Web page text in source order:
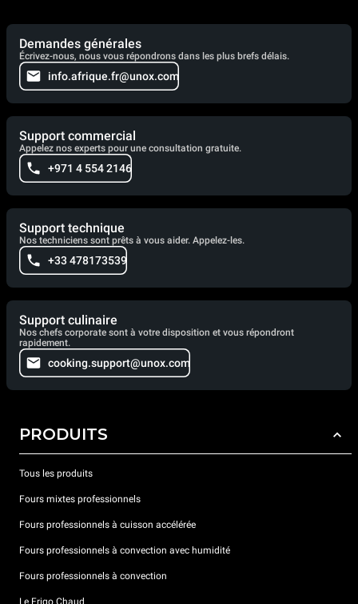
Demandes générales
Écrivez-nous, nous vous répondrons dans les plus brefs délais.
info.afrique.fr@unox.com
Support commercial
Appelez nos experts pour une consultation gratuite.
+971 4 554 2146
Support technique
Nos techniciens sont prêts à vous aider. Appelez-les.
+33 478173539
Support culinaire
Nos chefs corporate sont à votre disposition et vous répondront
rapidement.
cooking.support@unox.com
PRODUITS
Tous les produits
Fours mixtes professionnels
Fours professionnels à cuisson accélérée
Fours professionnels à convection avec humidité
Fours professionnels à convection
Le Frigo Chaud